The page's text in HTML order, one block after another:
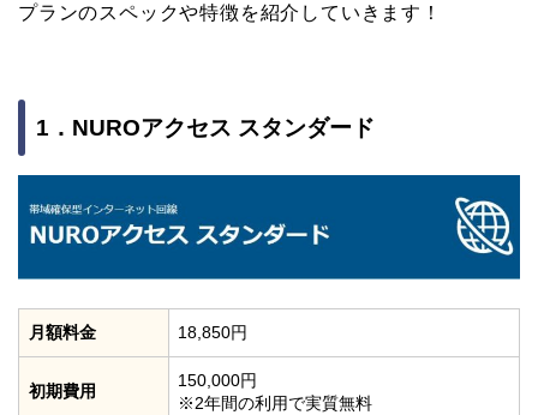
プランのスペックや特徴を紹介していきます！
1．NUROアクセス スタンダード
月額料金 18,850円
初期費用
150,000円
※2年間の利用で実質無料